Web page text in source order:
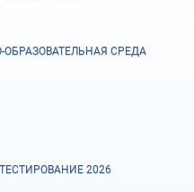
СРЕДА
2026